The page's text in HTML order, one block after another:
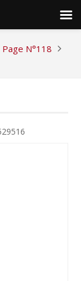
Page N°118